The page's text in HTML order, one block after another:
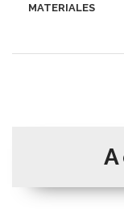
MATERIALES